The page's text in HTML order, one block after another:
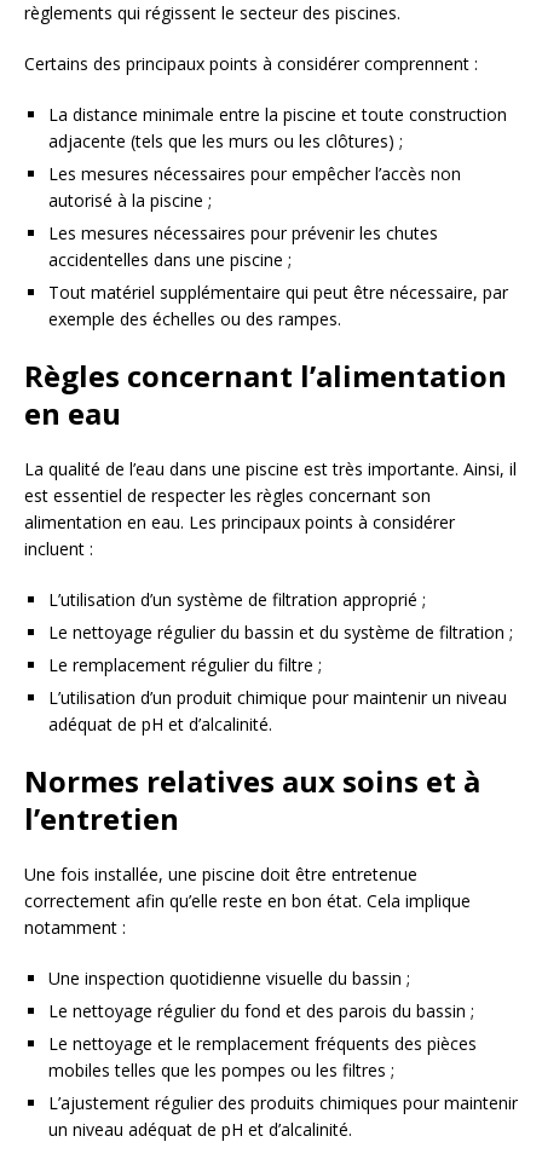
règlements qui régissent le secteur des piscines.
Certains des principaux points à considérer comprennent :
La distance minimale entre la piscine et toute construction
adjacente (tels que les murs ou les clôtures) ;
Les mesures nécessaires pour empêcher l’accès non
autorisé à la piscine ;
Les mesures nécessaires pour prévenir les chutes
accidentelles dans une piscine ;
Tout matériel supplémentaire qui peut être nécessaire, par
exemple des échelles ou des rampes.
Règles concernant l’alimentation
en eau
La qualité de l’eau dans une piscine est très importante. Ainsi, il
est essentiel de respecter les règles concernant son
alimentation en eau. Les principaux points à considérer
incluent :
L’utilisation d’un système de filtration approprié ;
Le nettoyage régulier du bassin et du système de filtration ;
Le remplacement régulier du filtre ;
L’utilisation d’un produit chimique pour maintenir un niveau
adéquat de pH et d’alcalinité.
Normes relatives aux soins et à
l’entretien
Une fois installée, une piscine doit être entretenue
correctement afin qu’elle reste en bon état. Cela implique
notamment :
Une inspection quotidienne visuelle du bassin ;
Le nettoyage régulier du fond et des parois du bassin ;
Le nettoyage et le remplacement fréquents des pièces
mobiles telles que les pompes ou les filtres ;
L’ajustement régulier des produits chimiques pour maintenir
un niveau adéquat de pH et d’alcalinité.